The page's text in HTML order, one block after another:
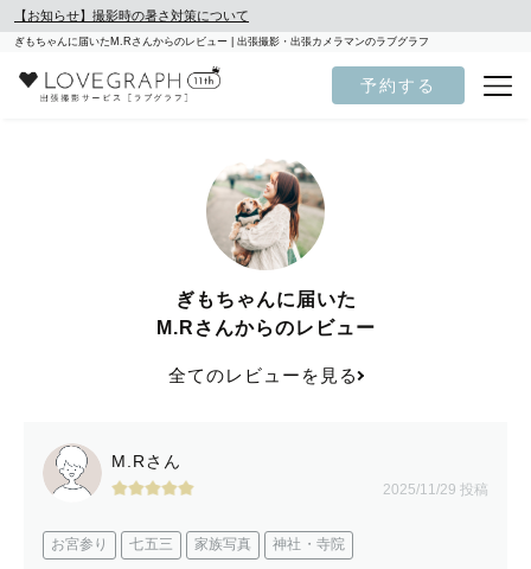
【お知らせ】撮影時の暑さ対策について
ぎもちゃんに届いたM.Rさんからのレビュー | 出張撮影・出張カメラマンのラブグラフ
予約する
ぎもちゃんに届いた
M.Rさんからのレビュー
全てのレビューを見る
M.Rさん
2025/11/29 投稿
お宮参り 七五三 家族写真 神社・寺院